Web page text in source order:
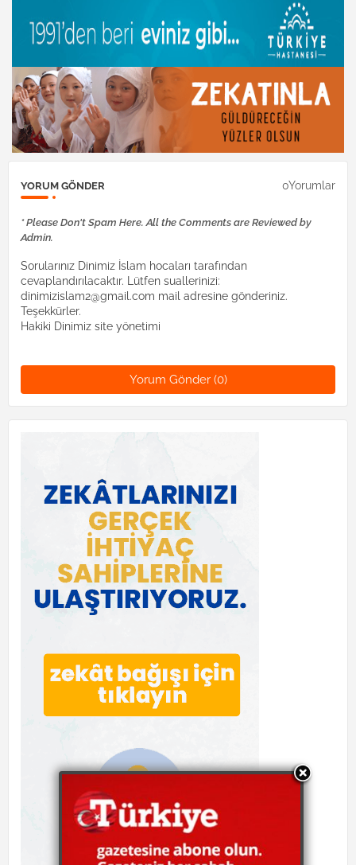
YORUM GÖNDER 0Yorumlar
* Please Don't Spam Here. All the Comments are Reviewed by
Admin.
Sorularınız Dinimiz İslam hocaları tarafından
cevaplandırılacaktır. Lütfen suallerinizi:
dinimizislam2@gmail.com mail adresine gönderiniz.
Teşekkürler.
Hakiki Dinimiz site yönetimi
Yorum Gönder (0)